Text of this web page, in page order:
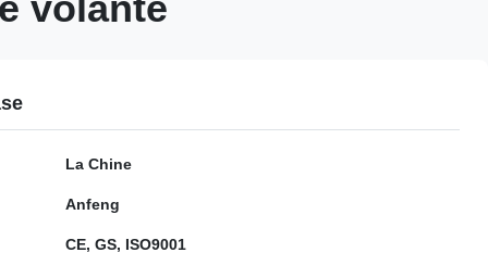
La Chine
Anfeng
CE, GS, ISO9001